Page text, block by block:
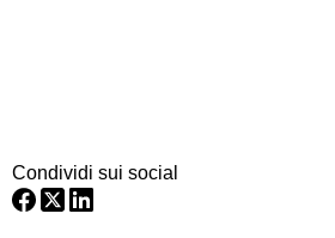
Condividi sui social